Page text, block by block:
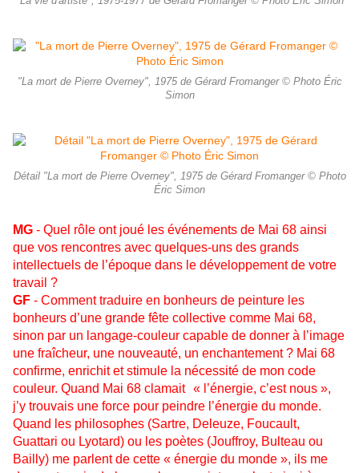
"La mort de Pierre Overney", 1975 de Gérard Fromanger © Photo Éric
Simon
Détail "La mort de Pierre Overney", 1975 de Gérard Fromanger © Photo
Éric Simon
MG - Quel rôle ont joué les événements de Mai 68 ainsi
que vos rencontres avec quelques-uns des grands
intellectuels de l’époque dans le développement de votre
travail ?
GF - Comment traduire en bonheurs de peinture les
bonheurs d’une grande fête collective comme Mai 68,
sinon par un langage-couleur capable de donner à l’image
une fraîcheur, une nouveauté, un enchantement ? Mai 68
confirme, enrichit et stimule la nécessité de mon code
couleur. Quand Mai 68 clamait « l’énergie, c’est nous »,
j’y trouvais une force pour peindre l’énergie du monde.
Quand les philosophes (Sartre, Deleuze, Foucault,
Guattari ou Lyotard) ou les poètes (Jouffroy, Bulteau ou
Bailly) me parlent de cette « énergie du monde », ils me